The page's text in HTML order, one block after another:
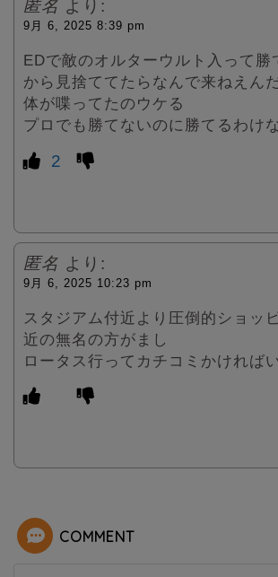
匿名 より:
9月 6, 2025 8:39 pm
EDで敵のオルターウルト入って勝
から見捨ててたらなんで来ねえん
体が喋ってたのウケる
プロでも勝てないのに勝てるわけ
2
匿名 より:
9月 6, 2025 10:23 pm
スタジアム付近より圧倒的ショッ
近の無名の方がまし
ロータス行ってカチコミかければ
COMMENT